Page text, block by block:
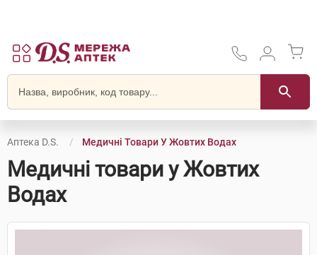
Аптека D.S. Медичні Товари У Жовтих Водах
Медичні товари у Жовтих
Водах